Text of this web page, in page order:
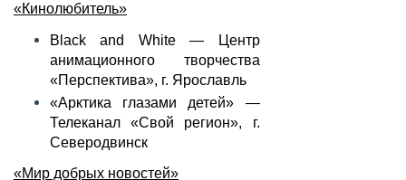
«Кинолюбитель»
Black and White — Центр
анимационного творчества
«Перспектива», г. Ярославль
«Арктика глазами детей» —
Телеканал «Свой регион», г.
Северодвинск
«Мир добрых новостей»